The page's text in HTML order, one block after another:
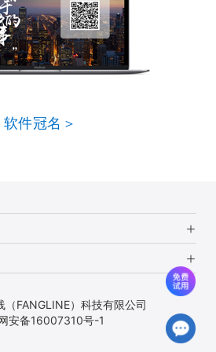
软件冠名＞
FANGLINE）科技有限公司
安备16007310号-1